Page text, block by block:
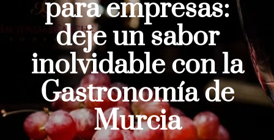
para empresas:
deje un sabor
inolvidable con la
Gastronomía de
Murcia